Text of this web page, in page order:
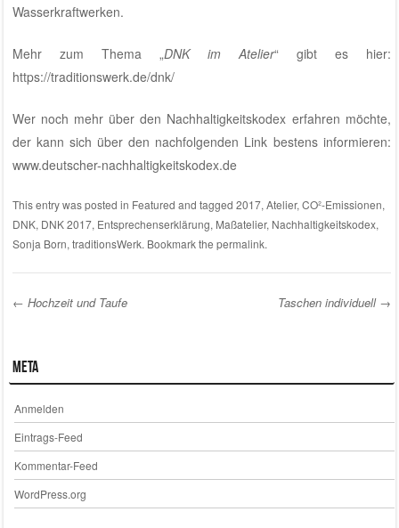
Wasserkraftwerken.
Mehr zum Thema „DNK im Atelier“ gibt es hier:
https://traditionswerk.de/dnk/
Wer noch mehr über den Nachhaltigkeitskodex erfahren möchte,
der kann sich über den nachfolgenden Link bestens informieren:
www.deutscher-nachhaltigkeitskodex.de
This entry was posted in Featured and tagged 2017, Atelier, CO²-Emissionen,
DNK, DNK 2017, Entsprechenserklärung, Maßatelier, Nachhaltigkeitskodex,
Sonja Born, traditionsWerk. Bookmark the permalink.
← Hochzeit und Taufe Taschen individuell →
Meta
Anmelden
Eintrags-Feed
Kommentar-Feed
WordPress.org